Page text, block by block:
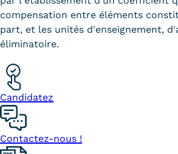
compensation entre éléments
part, et les unités d'enseignement,
éliminatoire.
Candidatez
Contactez-nous !